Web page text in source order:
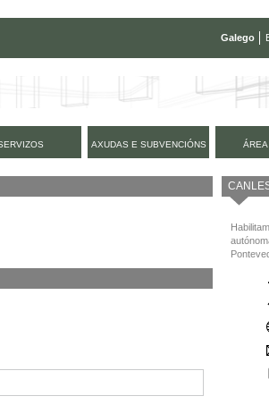
Galego
AXUDAS E SUBVENCIÓNS ÁREA